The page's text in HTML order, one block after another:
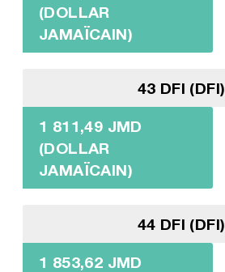
(DOLLAR
JAMAÏCAIN)
43 DFI (DFI)
1 811,49 JMD
(DOLLAR
JAMAÏCAIN)
44 DFI (DFI)
1 853,62 JMD